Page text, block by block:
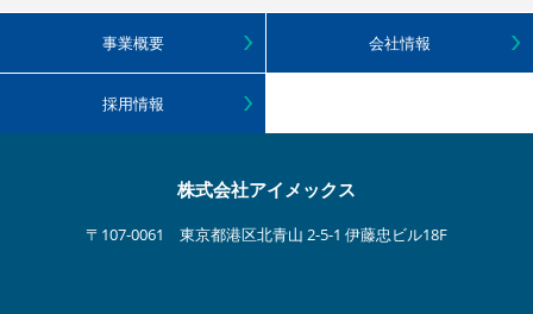
株式会社アイメックス
〒107-0061 東京都港区北青山 2-5-1 伊藤忠ビル18F
事業概要 会社情報
採用情報